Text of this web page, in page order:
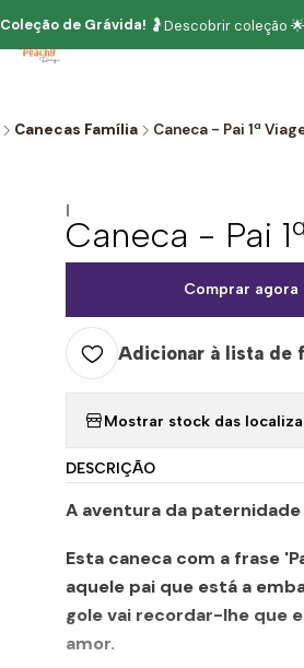
Coleção de Grávida! 🤰Descobrir coleção 🌟
Canecas Família Caneca - Pai 1ª
|
Caneca - Pai
Comprar agora
Adicionar à lista de
Mostrar stock das
DESCRIÇÃO
A aventura da
Esta caneca com a frase
aquele pai que está a
gole vai recordar-lhe que
amor.